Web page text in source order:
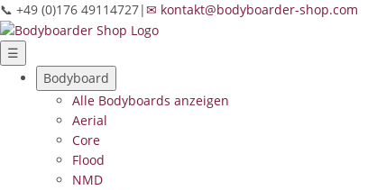
📞 +49 (0)176 49114727| ✉ kontakt@bodyboarder-shop.com
☰
Bodyboard
Alle Bodyboards anzeigen
Aerial
Core
Flood
NMD